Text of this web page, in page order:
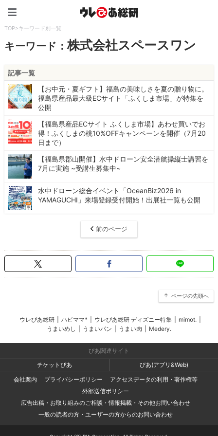
TOP>キーワード別一覧
キーワード：株式会社スペースワン
記事一覧
【お中元・夏ギフト】福島の美味しさを夏の贈り物に。
福島県産品最大級ECサイト「ふくしま市場」が特集を
公開
【福島県産品ECサイト ふくしま市場】あわせ買いでお
得！ふくしまの桃10%OFFキャンペーンを開催（7月20
日まで）
【福島県郡山開催】水中ドローン安全潜航操縦士講習を
7月に実施 ~受講生募集中~
水中ドローン総合イベント「OceanBiz2026 in
YAMAGUCHI」来場登録受付開始！出展社一覧も公開
前のページ
ページの先頭へ
ウレぴあ総研 ハピママ* ウレぴあ総研 ディズニー特集 mimot.
うまいめし
うまいパン うまい肉 Medery.
ぴあ関連サイト
チケットぴあ
ぴあ(アプリ&Web)
会社案内
プライバシーポリシー
アクセスデータの利用・著作権等
外部送信ポリシー
広告出稿・お取り組みのご相談・情報掲載・その他お問い合わせ
一般の読者の方・ユーザーの方からのお問い合わせ